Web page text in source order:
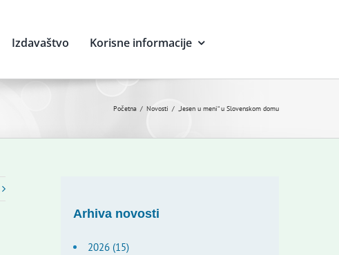
Izdavaštvo Korisne informacije
Početna Novosti „Jesen u meni“ u Slovenskom domu
Arhiva novosti
2026 (15)